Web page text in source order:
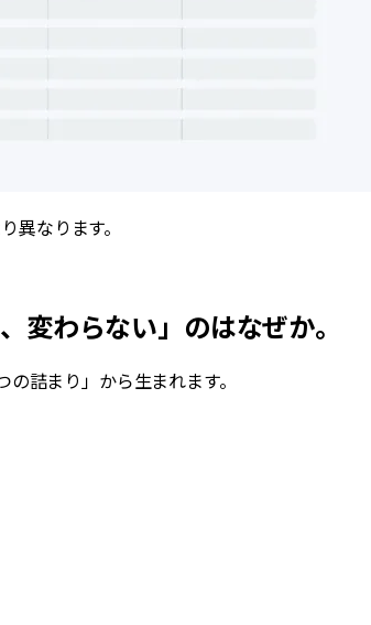
異なります。
変わらない」のはなぜか。
詰まり」から生まれます。